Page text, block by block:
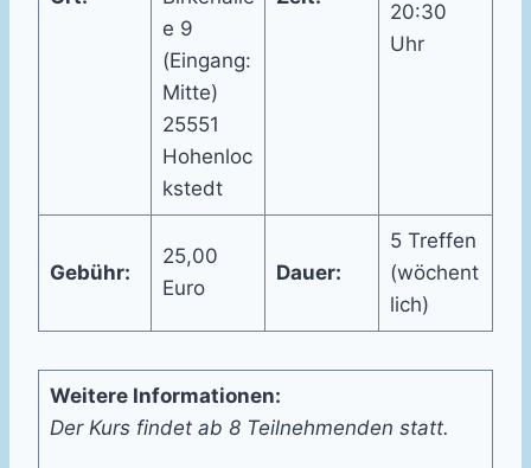
e 9
(Eingang:
Mitte)
25551
Hohenloc
kstedt
20:30
Uhr
Gebühr:
25,00
Euro
Dauer:
5 Treffen
(wöchent
lich)
Weitere Informationen:
Der Kurs findet ab 8 Teilnehmenden statt.